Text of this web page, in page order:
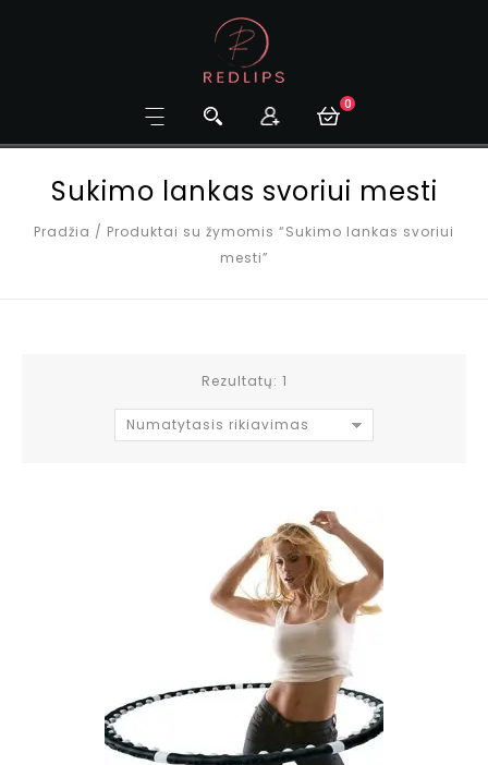
0
Sukimo lankas svoriui mesti
Pradžia / Produktai su žymomis “Sukimo lankas svoriui
mesti”
Rezultatų: 1
Numatytasis rikiavimas